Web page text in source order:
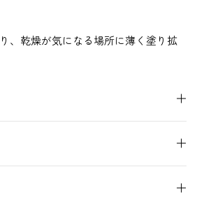
、乾燥が気になる場所に薄く塗り拡